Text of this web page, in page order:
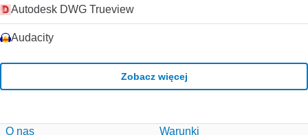
Autodesk DWG Trueview
Audacity
Zobacz więcej
O nas Warunki